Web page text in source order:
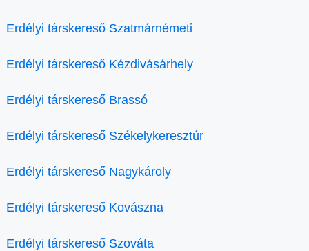
Erdélyi társkereső Szatmárnémeti
Erdélyi társkereső Kézdivásárhely
Erdélyi társkereső Brassó
Erdélyi társkereső Székelykeresztúr
Erdélyi társkereső Nagykároly
Erdélyi társkereső Kovászna
Erdélyi társkereső Szováta